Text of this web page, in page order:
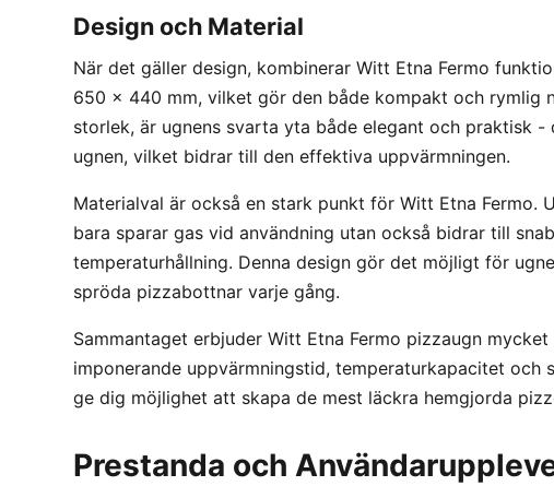
Design och Material
När det gäller design, kombinerar Witt Etna Fermo
650 x 440 mm, vilket gör den både kompakt och rymlig
storlek, är ugnens svarta yta både elegant och praktisk
ugnen, vilket bidrar till den effektiva uppvärmningen.
Materialval är också en stark punkt för Witt Etna Fermo.
bara sparar gas vid användning utan också bidrar till
temperaturhållning. Denna design gör det möjligt för
spröda pizzabottnar varje gång.
Sammantaget erbjuder Witt Etna Fermo pizzaugn
imponerande uppvärmningstid, temperaturkapacitet och
ge dig möjlighet att skapa de mest läckra hemgjorda
Prestanda och